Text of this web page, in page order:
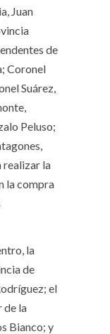
Juan
de
Coronel
Suárez,
Peluso;
realizar la
la compra
la
de
el
de la
Bianco; y